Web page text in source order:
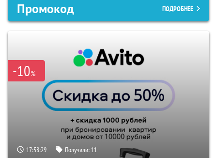
Промокод ПОДРОБНЕЕ
-10%
17:58:28 Получили: 11